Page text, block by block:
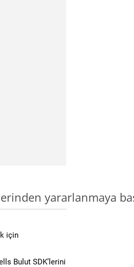
yararlanmaya
için
Bulut SDK’lerini